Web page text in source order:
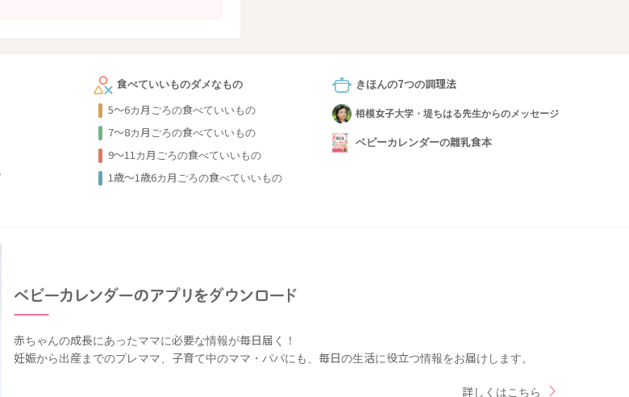
食べていいものダメなもの
5～6カ月ごろの食べていいもの
7～8カ月ごろの食べていいもの
9〜11カ月ごろの食べていいもの
1歳〜1歳6カ月ごろの食べていいもの
きほんの7つの調理法
相模女子大学・堤ちはる先生からのメッセージ
ベビーカレンダーの離乳食本
赤ちゃんの成長にあったママに必要な情報が毎日届く！
妊娠から出産までのプレママ、子育て中のママ・パパにも、毎日の生活に役立つ情報をお届けします。
詳しくはこちら